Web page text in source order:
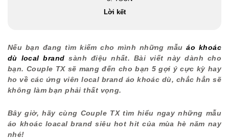
Lời kết
Nếu bạn đang tìm kiếm cho mình những mẫuáo khoác
dù local brand sành điệu nhất. Bài viết này dành cho
bạn. Couple TX sẽ mang đến cho bạn 5 gợi ý cực kỳ hay
ho về các ứng viên local brand áo khoác dù, chắc hẳn sẽ
không làm bạn phải thất vọng.
Bây giờ, hãy cùng Couple TX tìm hiểu ngay những mẫu
áo khoác loacal brand siêu hot hit của mùa hè năm nay
nhé!